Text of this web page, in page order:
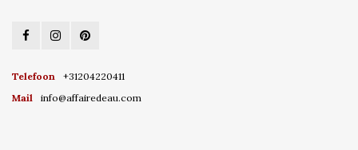
Telefoon
+31204220411
Mail
info@affairedeau.com